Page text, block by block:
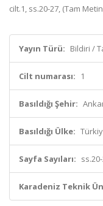
cilt.1, ss.20-27, (Tam
Yayın Türü: Bildiri /
Cilt numarası: 1
Basıldığı Şehir:
Basıldığı Ülke:
Sayfa Sayıları:
Karadeniz Teknik